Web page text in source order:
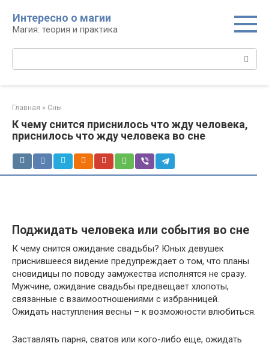
контенту
Интересно о магии
Магия: теория и практика
Главная » Сны
К чему снится приснилось что жду человека,
приснилось что жду человека во сне
Поджидать человека или события во сне
К чему снится ожидание свадьбы? Юных девушек
приснившееся видение предупреждает о том, что планы
сновидицы по поводу замужества исполнятся не сразу.
Мужчине, ожидание свадьбы предвещает хлопоты,
связанные с взаимоотношениями с избранницей.
Ожидать наступления весны – к возможности влюбиться.
Заставлять парня, сватов или кого-либо еще, ожидать